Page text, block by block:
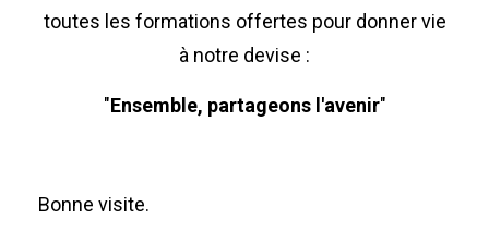
toutes les formations offertes pour donner vie
à notre devise :
"Ensemble, partageons l'avenir"
Bonne visite.